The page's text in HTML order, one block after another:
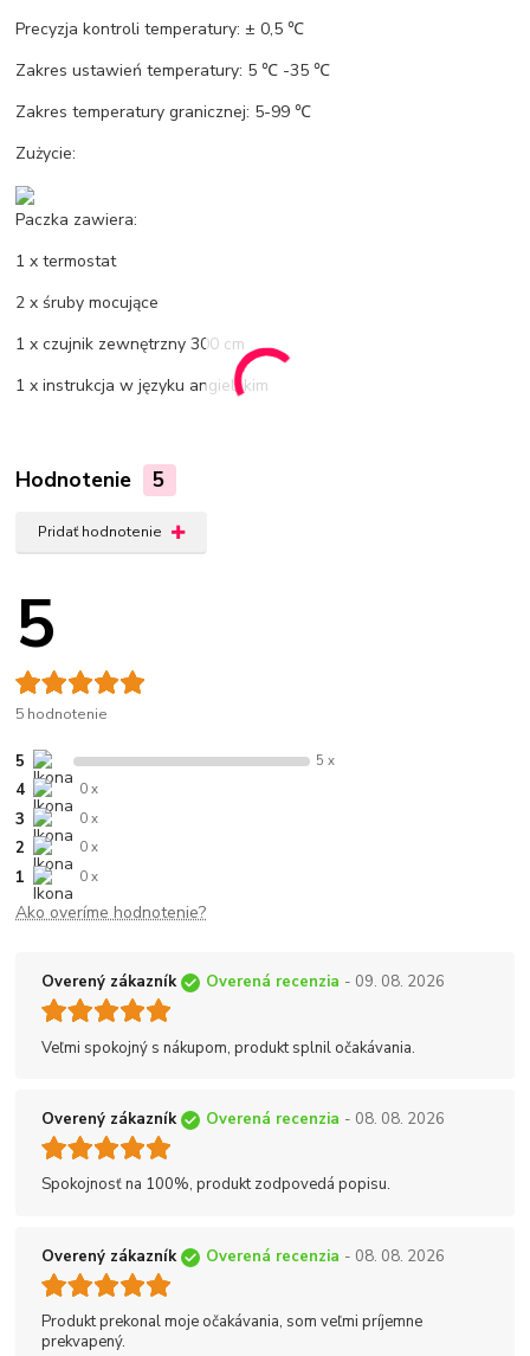
Precyzja kontroli temperatury: ± 0,5 ℃
Zakres ustawień temperatury: 5 ℃ -35 ℃
Zakres temperatury granicznej: 5-99 ℃
Zużycie:
Paczka zawiera:
1 x termostat
2 x śruby mocujące
1 x czujnik zewnętrzny 300 cm
1 x instrukcja w języku angielskim
Hodnotenie 5
Pridať hodnotenie
5
5 hodnotenie
5 5 x
4 0 x
3 0 x
2 0 x
1 0 x
Ako overíme hodnotenie?
Overený zákazník Overená recenzia - 09. 08. 2026
Veľmi spokojný s nákupom, produkt splnil očakávania.
Overený zákazník Overená recenzia - 08. 08. 2026
Spokojnosť na 100%, produkt zodpovedá popisu.
Overený zákazník Overená recenzia - 08. 08. 2026
Produkt prekonal moje očakávania, som veľmi príjemne
prekvapený.